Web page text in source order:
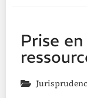
Prise